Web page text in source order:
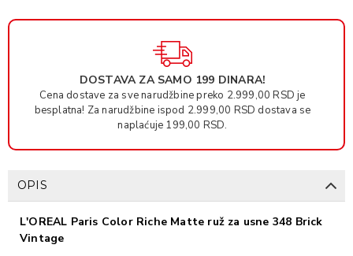
DOSTAVA ZA SAMO 199 DINARA!
Cena dostave za sve narudžbine preko 2.999,00 RSD je
besplatna! Za narudžbine ispod 2.999,00 RSD dostava se
naplaćuje 199,00 RSD.
OPIS
L'OREAL Paris Color Riche Matte ruž za usne 348 Brick
Vintage